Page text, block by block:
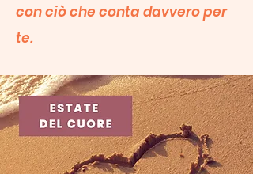
con ciò che conta davvero per
te.